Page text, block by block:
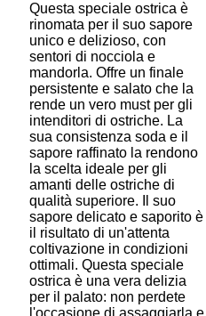
Questa speciale ostrica è
rinomata per il suo sapore
unico e delizioso, con
sentori di nocciola e
mandorla. Offre un finale
persistente e salato che la
rende un vero must per gli
intenditori di ostriche. La
sua consistenza soda e il
sapore raffinato la rendono
la scelta ideale per gli
amanti delle ostriche di
qualità superiore. Il suo
sapore delicato e saporito è
il risultato di un'attenta
coltivazione in condizioni
ottimali. Questa speciale
ostrica è una vera delizia
per il palato: non perdete